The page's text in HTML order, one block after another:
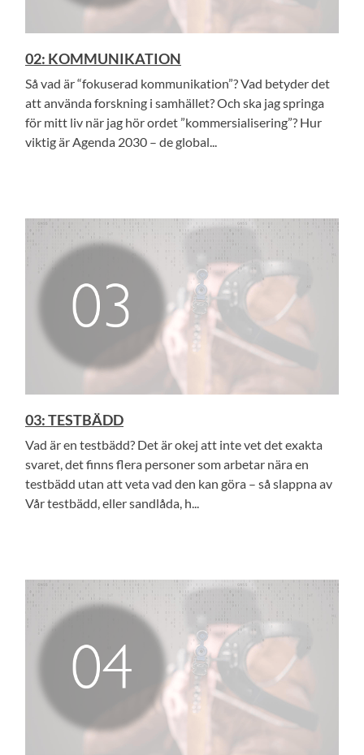
02: KOMMUNIKATION
Så vad är “fokuserad kommunikation”? Vad betyder det
att använda forskning i samhället? Och ska jag springa
för mitt liv när jag hör ordet ”kommersialisering”? Hur
viktig är Agenda 2030 – de global...
03: TESTBÄDD
Vad är en testbädd? Det är okej att inte vet det exakta
svaret, det finns flera personer som arbetar nära en
testbädd utan att veta vad den kan göra – så slappna av
Vår testbädd, eller sandlåda, h...